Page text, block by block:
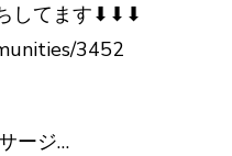
してます⬇︎⬇︎⬇︎
3452
ージ…